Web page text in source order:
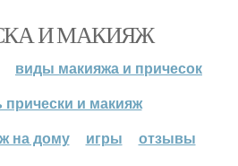
И МАКИЯЖ
виды макияжа и причесок
прически и макияж
на дому
игры отзывы